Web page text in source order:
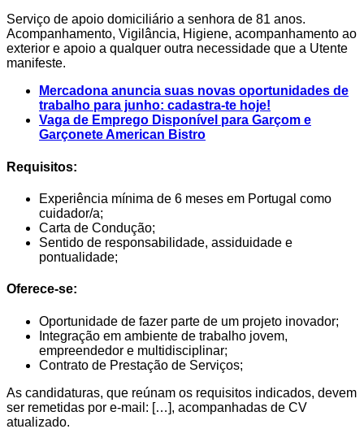
Serviço de apoio domiciliário a senhora de 81 anos.
Acompanhamento, Vigilância, Higiene, acompanhamento ao
exterior e apoio a qualquer outra necessidade que a Utente
manifeste.
Mercadona anuncia suas novas oportunidades de
trabalho para junho: cadastra-te hoje!
Vaga de Emprego Disponível para Garçom e
Garçonete American Bistro
Requisitos:
Experiência mínima de 6 meses em Portugal como
cuidador/a;
Carta de Condução;
Sentido de responsabilidade, assiduidade e
pontualidade;
Oferece-se:
Oportunidade de fazer parte de um projeto inovador;
Integração em ambiente de trabalho jovem,
empreendedor e multidisciplinar;
Contrato de Prestação de Serviços;
As candidaturas, que reúnam os requisitos indicados, devem
ser remetidas por e-mail: […], acompanhadas de CV
atualizado.